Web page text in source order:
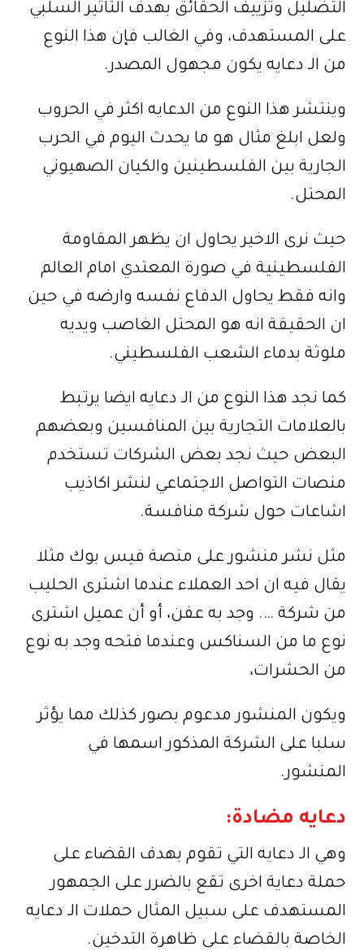
التضليل وتزييف الحقائق بهدف التاثير السلبي
على المستهدف، وفي الغالب فإن هذا النوع
من الـ دعايه يكون مجهول المصدر.
وينتشر هذا النوع من الدعايه اكثر في الحروب
ولعل ابلغ مثال هو ما يحدث اليوم في الحرب
الجارية بين الفلسطينين والكيان الصهيوني
المحتل.
حيث نرى الاخير يحاول ان يظهر المقاومة
الفلسطينية في صورة المعتدي امام العالم
وانه فقط يحاول الدفاع نفسه وارضه في حين
ان الحقيقة انه هو المحتل الغاصب ويديه
ملوثة بدماء الشعب الفلسطيني.
كما نجد هذا النوع من الـ دعايه ايضا يرتبط
بالعلامات التجارية بين المنافسين وبعضهم
البعض حيث نجد بعض الشركات تستخدم
منصات التواصل الاجتماعي لنشر اكاذيب
اشاعات حول شركة منافسة.
مثل نشر منشور على منصة فيس بوك مثلا
يقال فيه ان احد العملاء عندما اشترى الحليب
من شركة …. وجد به عفن، أو أن عميل اشترى
نوع ما من السناكس وعندما فتحه وجد به نوع
من الحشرات،
ويكون المنشور مدعوم بصور كذلك مما يؤثر
سلبا على الشركة المذكور اسمها في
المنشور.
دعايه مضادة:
وهي الـ دعايه التي تقوم بهدف القضاء على
حملة دعاية اخرى تقع بالضرر على الجمهور
المستهدف على سبيل المثال حملات الـ دعايه
الخاصة بالقضاء على ظاهرة التدخين.